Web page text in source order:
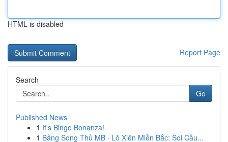
HTML is disabled
Report Page
Search
Go
Published News
1 It's Bingo Bonanza!
1 Bảng Song Thủ MB · Lô Xiên Miền Bắc: Soi Cầu...